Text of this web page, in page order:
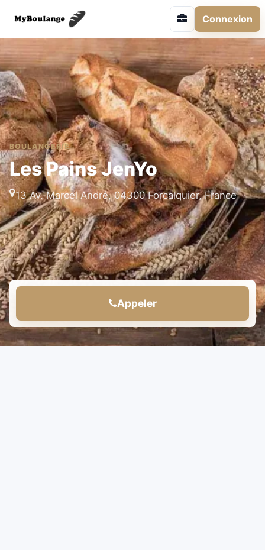
Connexion
BOULANGERIE
Les Pains JenYo
13 Av. Marcel André, 04300 Forcalquier, France
Appeler